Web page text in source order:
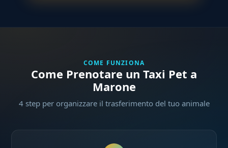
COME FUNZIONA
Come Prenotare un Taxi Pet a
Marone
4 step per organizzare il trasferimento del tuo animale